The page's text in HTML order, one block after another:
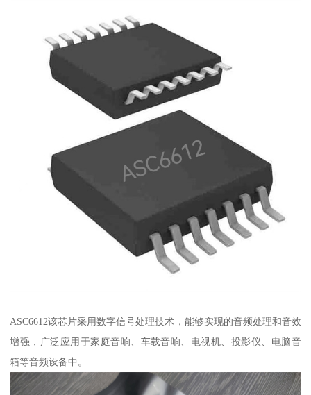
ASC6612该芯片采用数字信号处理技术，能够实现的音频处理和音效
增强，广泛应用于家庭音响、车载音响、电视机、投影仪、电脑音
箱等音频设备中。